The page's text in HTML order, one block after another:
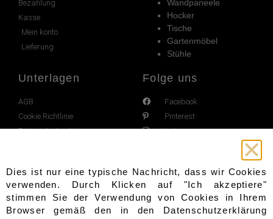
Bezahlung
Kasse
Mein konto
Lieferung
Wandpaneele
Hocker
Tische
Gartenmöbel
Stühle
Unterlagen
AGB
Cookie Richtlinie
Datenschutzerklärung
Folge uns
Facebook
Pinterest
Instagram
Dies ist nur eine typische Nachricht, dass wir Cookies
verwenden. Durch Klicken auf "Ich akzeptiere"
stimmen Sie der Verwendung von Cookies in Ihrem
Browser gemäß den in den Datenschutzerklärung